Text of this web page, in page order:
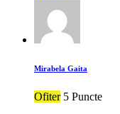
Mirabela Gaita
Ofiter 5 Puncte